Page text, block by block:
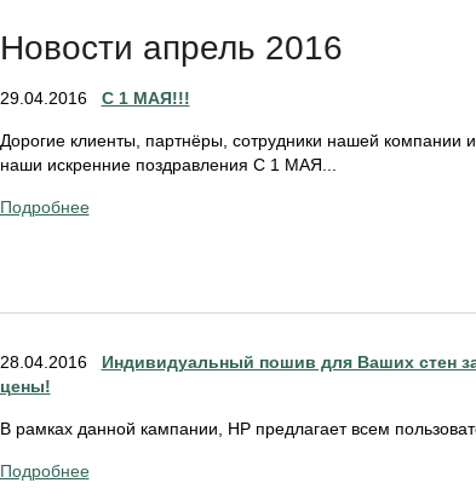
Новости апрель 2016
29.04.2016 С 1 МАЯ!!!
Дорогие клиенты, партнёры, сотрудники нашей компании
наши искренние поздравления С 1 МАЯ...
Подробнее
28.04.2016 Индивидуальный пошив для Ваших стен
цены!
В рамках данной кампании, НР предлагает всем
Подробнее